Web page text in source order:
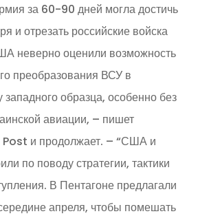
за 60-90 дней могла достичь
и отрезать российские войска
неверно оценили возможность
преобразования ВСУ в
образца, особенно без
авиации, – пишет
и продолжает. – “США и
по поводу стратегии, тактики
В Пентагоне предлагали
апреля, чтобы помешать